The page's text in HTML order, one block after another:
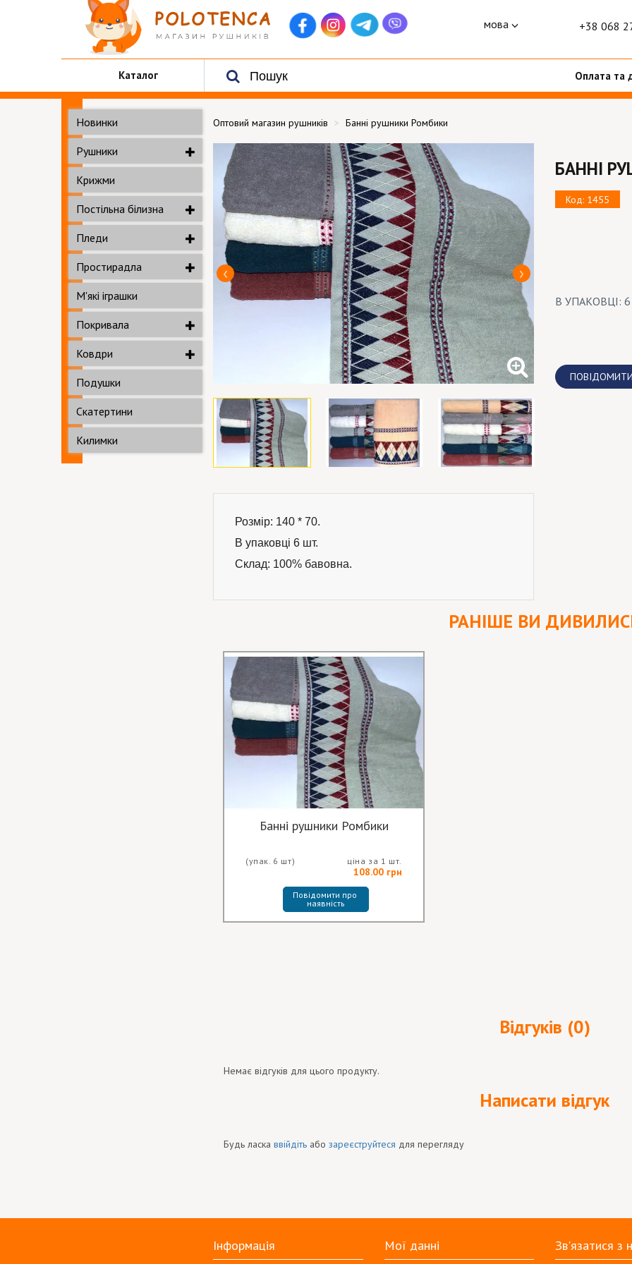
мова +38 068
Каталог Оплата та
Новинки
Рушники
Крижми
Постільна білизна
Пледи
Простирадла
М'які іграшки
Покривала
Ковдри
Подушки
Скатертини
Килимки
Оптовий магазин рушників Банні рушники Ромбики
Розмір: 140 * 70.
В упаковці 6 шт.
Склад: 100% бавовна.
БАННІ
Код: 1455
В УПАКОВЦІ:
РАНІШЕ ВИ
Банні рушники Ромбики
(упак. 6 шт) ціна за 1 шт.
108.00 грн
Повідомити про
наявність
Відгуків (0)
Немає відгуків для цього продукту.
Написати відгук
Будь ласка ввійдіть або зареєструйтеся для перегляду
Інформація Мої данні Зв'язатися з